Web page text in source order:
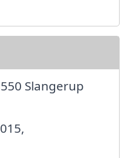
Slangerup